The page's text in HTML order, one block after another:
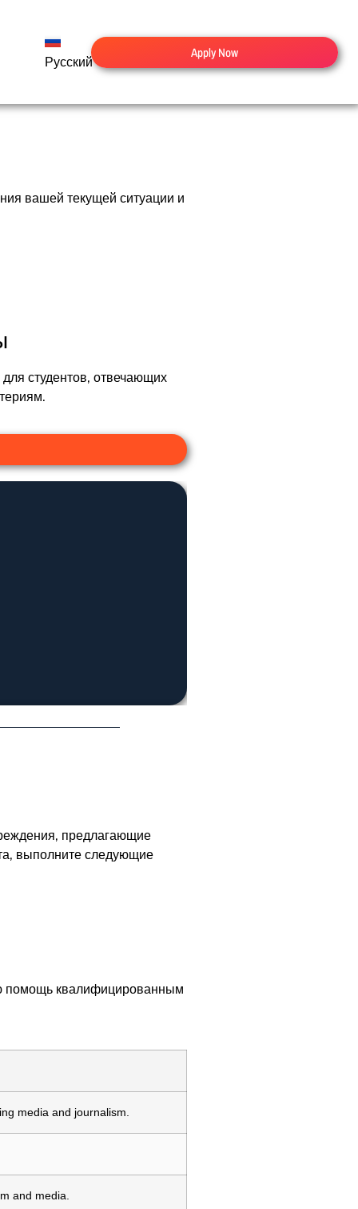
Русский
English
Apply Now
вашей текущей ситуации и
студентов, отвечающих
предлагающие
выполните следующие
помощь квалифицированным
media and journalism.
and media.